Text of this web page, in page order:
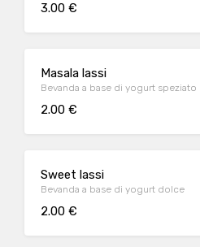
3.00 €
Masala lassi
Bevanda a base di yogurt speziato
2.00 €
Sweet lassi
Bevanda a base di yogurt dolce
2.00 €